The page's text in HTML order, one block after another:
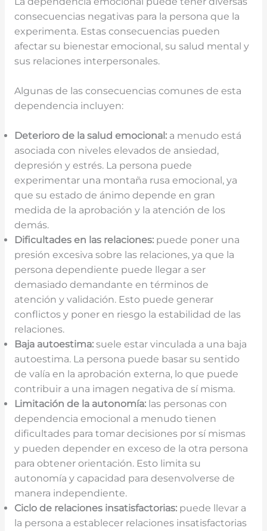
consecuencias negativas para la persona que la
experimenta. Estas consecuencias pueden
afectar su bienestar emocional, su salud mental y
sus relaciones interpersonales.
Algunas de las consecuencias comunes de esta
dependencia incluyen:
Deterioro de la salud emocional:a menudo está
asociada con niveles elevados de ansiedad,
depresión y estrés. La persona puede
experimentar una montaña rusa emocional, ya
que su estado de ánimo depende en gran
medida de la aprobación y la atención de los
demás.
Dificultades en las relaciones:puede poner una
presión excesiva sobre las relaciones, ya que la
persona dependiente puede llegar a ser
demasiado demandante en términos de
atención y validación. Esto puede generar
conflictos y poner en riesgo la estabilidad de las
relaciones.
Baja autoestima:suele estar vinculada a una baja
autoestima. La persona puede basar su sentido
de valía en la aprobación externa, lo que puede
contribuir a una imagen negativa de sí misma.
Limitación de la autonomía:las personas con
dependencia emocional a menudo tienen
dificultades para tomar decisiones por sí mismas
y pueden depender en exceso de la otra persona
para obtener orientación. Esto limita su
autonomía y capacidad para desenvolverse de
manera independiente.
Ciclo de relaciones insatisfactorias:puede llevar a
la persona a establecer relaciones insatisfactorias